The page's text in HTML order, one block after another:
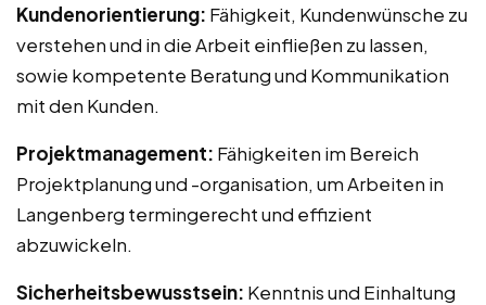
Kundenorientierung: Fähigkeit, Kundenwünsche zu
verstehen und in die Arbeit einfließen zu lassen,
sowie kompetente Beratung und Kommunikation
mit den Kunden.
Projektmanagement: Fähigkeiten im Bereich
Projektplanung und -organisation, um Arbeiten in
Langenberg termingerecht und effizient
abzuwickeln.
Sicherheitsbewusstsein: Kenntnis und Einhaltung